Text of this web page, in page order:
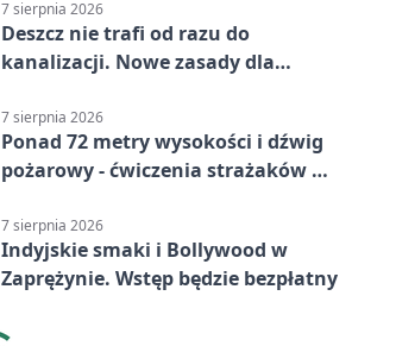
7 sierpnia 2026
Deszcz nie trafi od razu do
kanalizacji. Nowe zasady dla
7 sierpnia 2026
Ponad 72 metry wysokości i dźwig
pożarowy - ćwiczenia strażaków we
7 sierpnia 2026
Indyjskie smaki i Bollywood w
Zaprężynie. Wstęp będzie bezpłatny